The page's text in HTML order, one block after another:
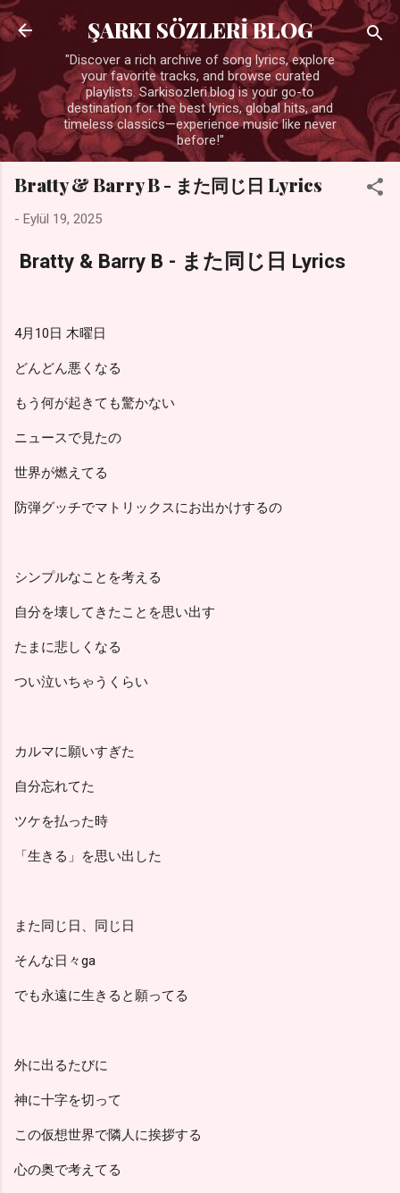
Ana içeriğe atla
ŞARKI SÖZLERİ BLOG
"Discover a rich archive of song lyrics, explore
your favorite tracks, and browse curated
playlists. Sarkisozleri.blog is your go-to
destination for the best lyrics, global hits, and
timeless classics—experience music like never
before!"
Bratty & Barry B - また同じ日 Lyrics
- Eylül 19, 2025
Bratty & Barry B - また同じ日 Lyrics
4月10日 木曜日
どんどん悪くなる
もう何が起きても驚かない
ニュースで見たの
世界が燃えてる
防弾グッチでマトリックスにお出かけするの
シンプルなことを考える
自分を壊してきたことを思い出す
たまに悲しくなる
つい泣いちゃうくらい
カルマに願いすぎた
自分忘れてた
ツケを払った時
「生きる」を思い出した
また同じ日、同じ日
そんな日々ga
でも永遠に生きると願ってる
外に出るたびに
神に十字を切って
この仮想世界で隣人に挨拶する
心の奥で考えてる